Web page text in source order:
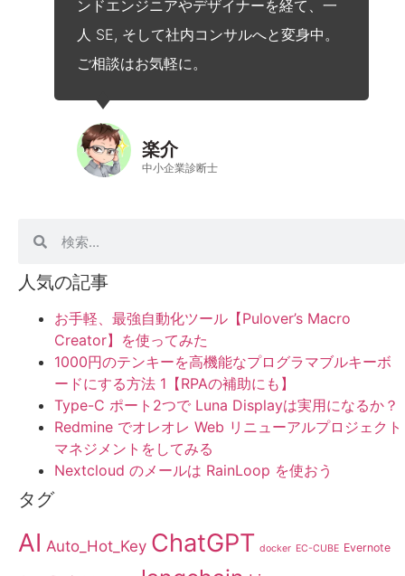
ンドエンジニアやデザイナーを経て、一
人 SE, そして社内コンサルへと変身中。
ご相談はお気軽に。
楽介
中小企業診断士
人気の記事
お手軽、最強自動化ツール【Pulover’s Macro
Creator】を使ってみた
1000円のテンキーを高機能なプログラマブルキーボ
ードにする方法 1【RPAの補助にも】
Type-C ポート2つで Luna Displayは実用になるか？
Redmine でオレオレ Web リニューアルプロジェクト
マネジメントをしてみる
Nextcloud のメールは RainLoop を使おう
タグ
AI Auto_Hot_Key ChatGPT docker EC-CUBE Evernote